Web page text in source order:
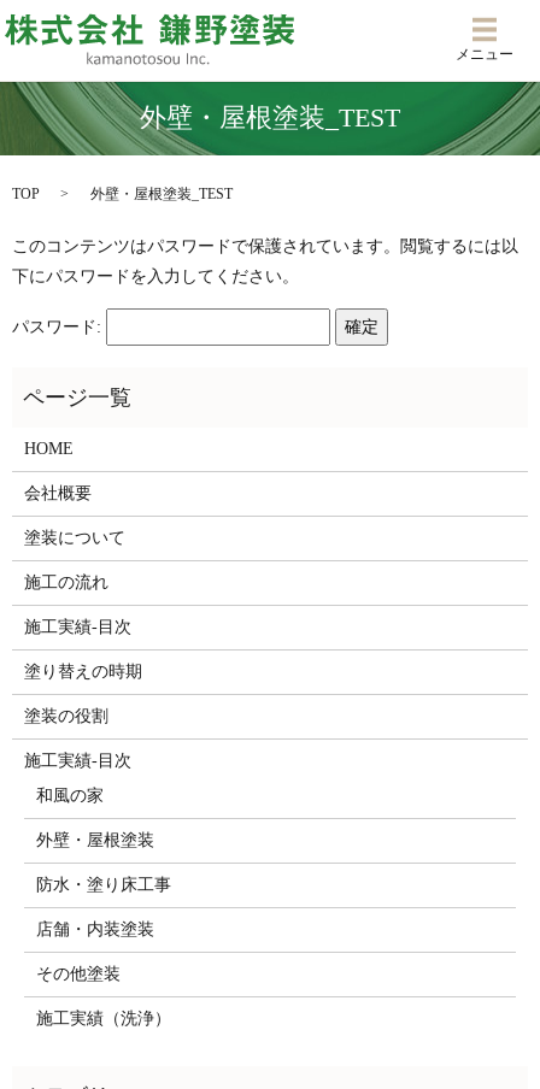
メニ
メニュー
外壁・屋根塗装_TEST
TOP 外壁・屋根塗装_TEST
このコンテンツはパスワードで保護されています。閲覧するには以
下にパスワードを入力してください。
パスワード:
HOME
会社概要
塗装について
施工の流れ
施工実績-目次
塗り替えの時期
塗装の役割
施工実績-目次
和風の家
外壁・屋根塗装
防水・塗り床工事
店舗・内装塗装
その他塗装
施工実績（洗浄）